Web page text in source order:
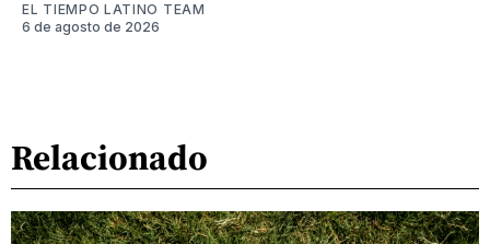
EL TIEMPO LATINO TEAM
6 de agosto de 2026
Relacionado